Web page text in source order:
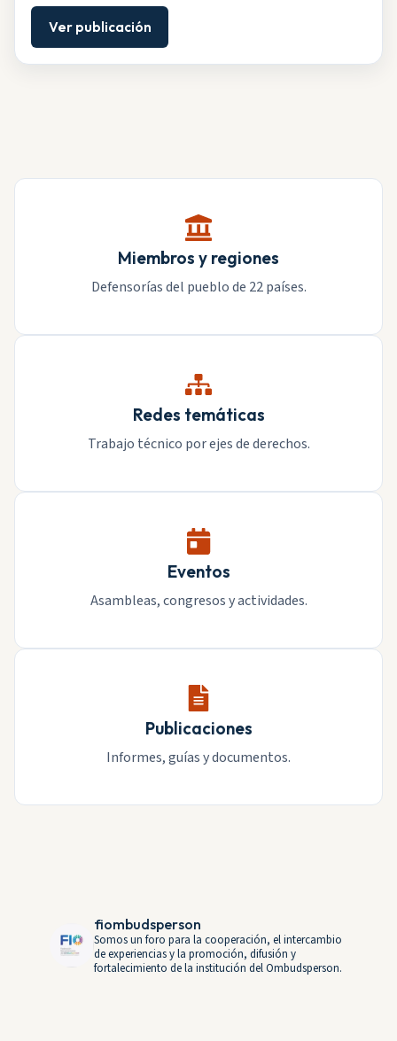
Ver publicación
Miembros y regiones
Defensorías del pueblo de 22 países.
Redes temáticas
Trabajo técnico por ejes de derechos.
Eventos
Asambleas, congresos y actividades.
Publicaciones
Informes, guías y documentos.
fiombudsperson
Somos un foro para la cooperación, el intercambio
de experiencias y la promoción, difusión y
fortalecimiento de la institución del Ombudsperson.